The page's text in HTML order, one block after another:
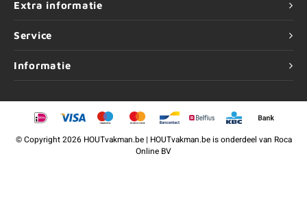
Extra informatie
Service
Informatie
©Copyright2026 HOUTvakman.be | HOUTvakman.be is onderdeel van Roca
Online BV